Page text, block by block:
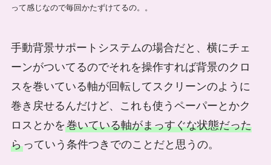
って感じなので毎回かたずけてるの。。
手動背景サポートシステムの場合だと、横にチェ
ーンがついてるのでそれを操作すれば背景のクロ
スを巻いている軸が回転してスクリーンのように
巻き戻せるんだけど、これも使うペーパーとかク
ロスとかを巻いている軸がまっすぐな状態だった
らっていう条件つきでのことだと思うの。